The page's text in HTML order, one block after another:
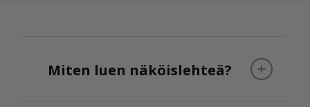
Miten luen näköislehteä?